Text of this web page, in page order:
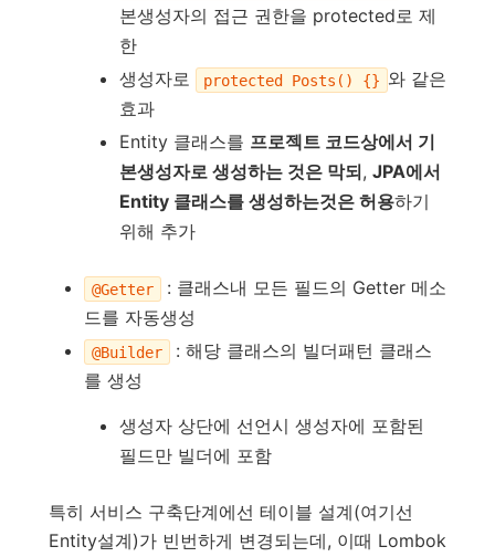
본생성자의 접근 권한을 protected로 제
한
생성자로
protected Posts() {} 와 같은
효과
Entity 클래스를 프로젝트 코드상에서 기
본생성자로 생성하는 것은 막되, JPA에서
Entity 클래스를 생성하는것은 허용하기
위해 추가
@Getter
: 클래스내 모든 필드의 Getter 메소
드를 자동생성
@Builder
: 해당 클래스의 빌더패턴 클래스
를 생성
생성자 상단에 선언시 생성자에 포함된
필드만 빌더에 포함
특히 서비스 구축단계에선 테이블 설계(여기선
Entity설계)가 빈번하게 변경되는데, 이때 Lombok